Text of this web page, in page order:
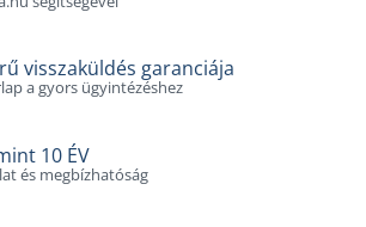
visszaküldés garanciája
a gyors ügyintézéshez
10 ÉV
és megbízhatóság